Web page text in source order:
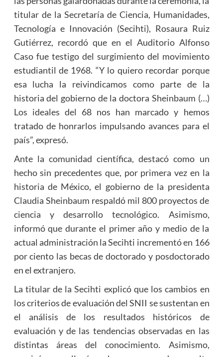
titular de la Secretaría de Ciencia, Humanidades,
Tecnología e Innovación (Secihti), Rosaura Ruiz
Gutiérrez, recordó que en el Auditorio Alfonso
Caso fue testigo del surgimiento del movimiento
estudiantil de 1968. “Y lo quiero recordar porque
esa lucha la reivindicamos como parte de la
historia del gobierno de la doctora Sheinbaum (…)
Los ideales del 68 nos han marcado y hemos
tratado de honrarlos impulsando avances para el
país”, expresó.
Ante la comunidad científica, destacó como un
hecho sin precedentes que, por primera vez en la
historia de México, el gobierno de la presidenta
Claudia Sheinbaum respaldó mil 800 proyectos de
ciencia y desarrollo tecnológico. Asimismo,
informó que durante el primer año y medio de la
actual administración la Secihti incrementó en 166
por ciento las becas de doctorado y posdoctorado
en el extranjero.
La titular de la Secihti explicó que los cambios en
los criterios de evaluación del SNII se sustentan en
el análisis de los resultados históricos de
evaluación y de las tendencias observadas en las
distintas áreas del conocimiento. Asimismo,